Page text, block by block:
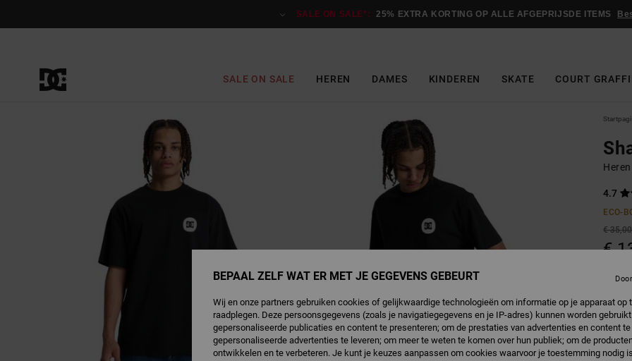
SALE ON SALE*: 25% EXTRA KORTING OP ALLE AFGEPRIJSDE ITEMS
SALE ON SALE HEREN DAMES KINDEREN SKATE COURT
4.7
ECO-
€ 35,00
€
Kleur
BEPAAL ZELF WAT ER MET JE GEGEVENS GEBEURT
Wij en onze partners gebruiken cookies of gelijkwaardige technologieën om informatie op je apparaat op
raadplegen. Deze persoonsgegevens (zoals je navigatiegegevens en je IP-adres) kunnen worden
gepersonaliseerde publicaties en content te presenteren; om de prestaties van advertenties en content
gepersonaliseerde advertenties te leveren; om meer te weten te komen over hun publiek; om de
ontwikkelen en te verbeteren. Je kunt je keuzes aanpassen om cookies waarvoor je toestemming nodig